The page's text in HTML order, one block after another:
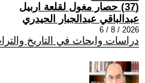
(37) حصار مغول لقلعة اربيل
عبدالباقي عبدالجبار الحيدري
2026 / 8 / 6
دراسات وابحاث في التاريخ